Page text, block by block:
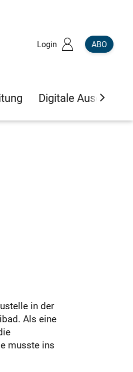
Login ABO
Digitale Ausgaben
in der
Als eine
musste ins